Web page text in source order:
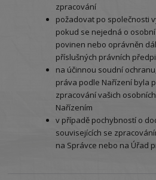
zpracování
požadovat po společnosti
pokud se nejedná o
povinen nebo oprávněn
příslušných právních
na účinnou soudní
práva podle Nařízení byla
zpracování vašich
Nařízením
v případě pochybností o
souvisejících se
na Správce nebo na Úřad